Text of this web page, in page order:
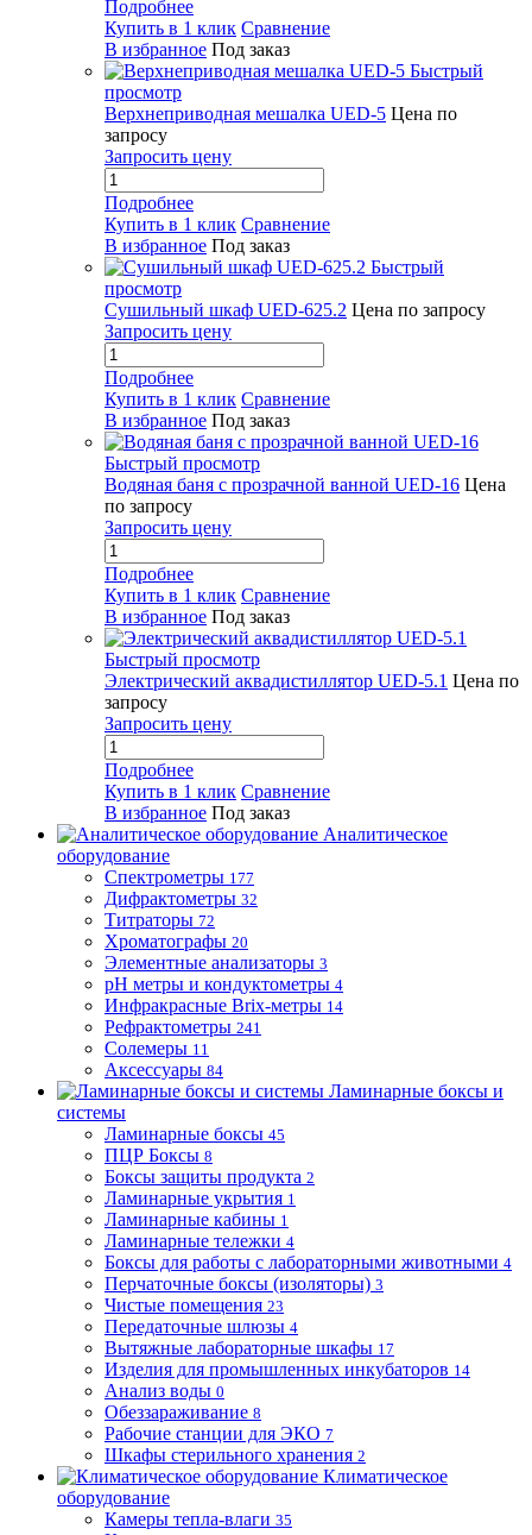
Подробнее
Купить в 1 клик Сравнение
В избранное Под заказ
Быстрый
просмотр
Верхнеприводная мешалка UED-5 Цена по
запросу
Запросить цену
Подробнее
Купить в 1 клик Сравнение
В избранное Под заказ
Быстрый
просмотр
Сушильный шкаф UED-625.2 Цена по запросу
Запросить цену
Подробнее
Купить в 1 клик Сравнение
В избранное Под заказ
Быстрый просмотр
Водяная баня с прозрачной ванной UED-16 Цена
по запросу
Запросить цену
Подробнее
Купить в 1 клик Сравнение
В избранное Под заказ
Быстрый просмотр
Электрический аквадистиллятор UED-5.1 Цена по
запросу
Запросить цену
Подробнее
Купить в 1 клик Сравнение
В избранное Под заказ
Аналитическое
оборудование
Спектрометры 177
Дифрактометры 32
Титраторы 72
Хроматографы 20
Элементные анализаторы 3
pH метры и кондуктометры 4
Инфракрасные Brix-метры 14
Рефрактометры 241
Солемеры 11
Аксессуары 84
Ламинарные боксы и
системы
Ламинарные боксы 45
ПЦР Боксы 8
Боксы защиты продукта 2
Ламинарные укрытия 1
Ламинарные кабины 1
Ламинарные тележки 4
Боксы для работы с лабораторными животными 4
Перчаточные боксы (изоляторы) 3
Чистые помещения 23
Передаточные шлюзы 4
Вытяжные лабораторные шкафы 17
Изделия для промышленных инкубаторов 14
Анализ воды 0
Обеззараживание 8
Рабочие станции для ЭКО 7
Шкафы стерильного хранения 2
Климатическое
оборудование
Камеры тепла-влаги 35